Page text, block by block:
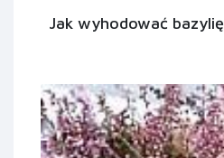
Jak wyhodować